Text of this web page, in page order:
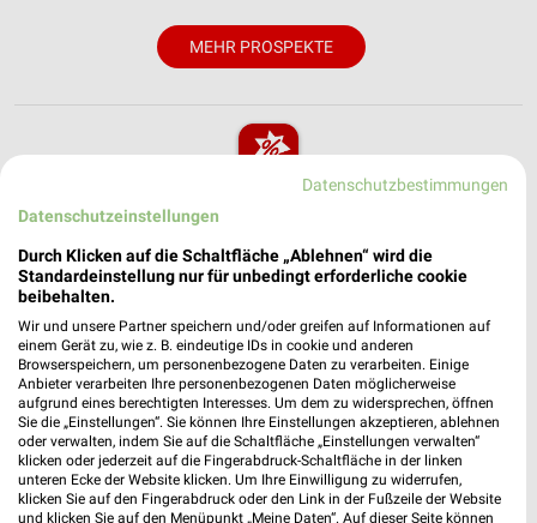
MEHR PROSPEKTE
weekli - Prospekte & Angebote App
Alle Höffner Angebote immer griffbereit – mit der kostenlosen
weekli App für iOS & Android.
✔Standortgenaue Angebote
✔Folge deinem Lieblingshändler
✔Push-Benachrichtigungen bei neuen Prospekten
✔Einkaufsliste - Einkauf stressfrei planen
JETZT LADEN UND SPAREN!
Datenschutzbestimmungen
Datenschutzeinstellungen
Durch Klicken auf die Schaltfläche „Ablehnen“ wird die
Standardeinstellung nur für unbedingt erforderliche cookie
beibehalten.
Wir und unsere Partner speichern und/oder greifen auf Informationen auf
einem Gerät zu, wie z. B. eindeutige IDs in cookie und anderen
Browserspeichern, um personenbezogene Daten zu verarbeiten. Einige
Anbieter verarbeiten Ihre personenbezogenen Daten möglicherweise
aufgrund eines berechtigten Interesses. Um dem zu widersprechen, öffnen
Sie die „Einstellungen“. Sie können Ihre Einstellungen akzeptieren, ablehnen
oder verwalten, indem Sie auf die Schaltfläche „Einstellungen verwalten“
klicken oder jederzeit auf die Fingerabdruck-Schaltfläche in der linken
unteren Ecke der Website klicken. Um Ihre Einwilligung zu widerrufen,
klicken Sie auf den Fingerabdruck oder den Link in der Fußzeile der Website
und klicken Sie auf den Menüpunkt „Meine Daten“. Auf dieser Seite können